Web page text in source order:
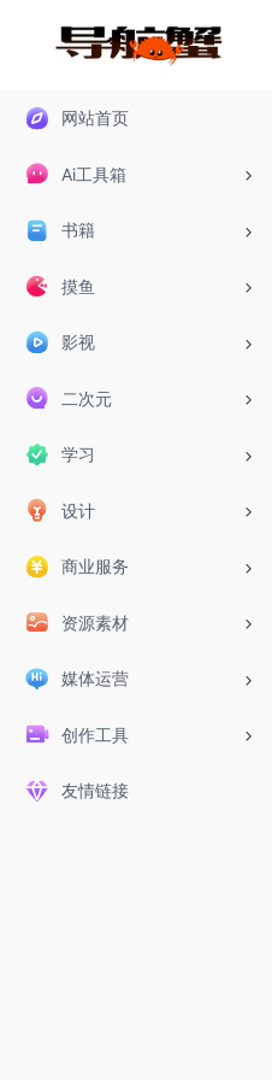
网站首页
Ai工具箱
书籍
摸鱼
影视
二次元
学习
设计
商业服务
资源素材
媒体运营
创作工具
友情链接